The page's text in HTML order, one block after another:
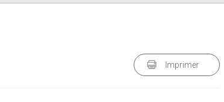
Imprimer